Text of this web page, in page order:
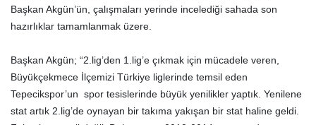
Başkan Akgün’ün, çalışmaları yerinde incelediği sahada son
hazırlıklar tamamlanmak üzere.
Başkan Akgün; “2.lig’den 1.lig’e çıkmak için mücadele veren,
Büyükçekmece İlçemizi Türkiye liglerinde temsil eden
Tepecikspor’un spor tesislerinde büyük yenilikler yaptık. Yenilene
stat artık 2.lig’de oynayan bir takıma yakışan bir stat haline geldi.